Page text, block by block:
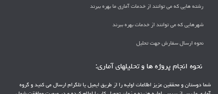
رشته هایی که می توانند از خدمات آماری ما بهره ببرند
شهرهایی که می توانند از خدمات بهره ببرند
نحوه ارسال سفارش جهت تحلیل
نحوه انجام پروژه ها و تحلیلهای آماری:
شما دوستان و محققین عزیز اطلاعات اولیه را از طریق ایمیل یا تلگرام ارسال می کنید و گروه